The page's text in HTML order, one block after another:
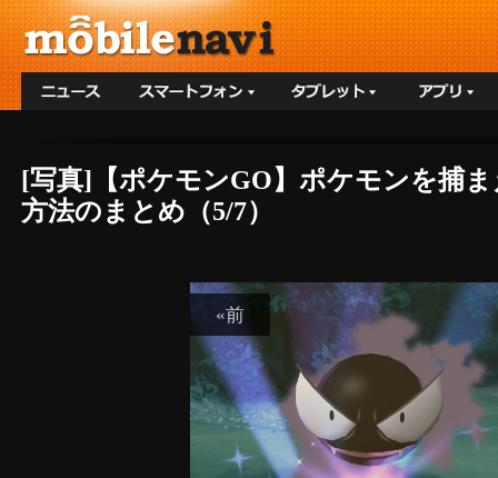
[写真]【ポケモンGO】ポケモンを捕
方法のまとめ（5/7）
«前